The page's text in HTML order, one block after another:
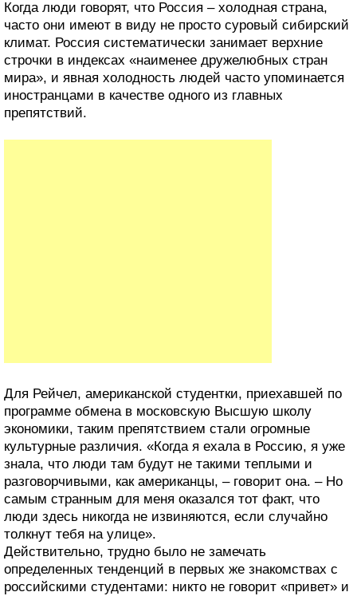
Когда люди говорят, что Россия – холодная страна,
часто они имеют в виду не просто суровый сибирский
климат. Россия систематически занимает верхние
строчки в индексах «наименее дружелюбных стран
мира», и явная холодность людей часто упоминается
иностранцами в качестве одного из главных
препятствий.
Для Рейчел, американской студентки, приехавшей по
программе обмена в московскую Высшую школу
экономики, таким препятствием стали огромные
культурные различия. «Когда я ехала в Россию, я уже
знала, что люди там будут не такими теплыми и
разговорчивыми, как американцы, – говорит она. – Но
самым странным для меня оказался тот факт, что
люди здесь никогда не извиняются, если случайно
толкнут тебя на улице».
Действительно, трудно было не замечать
определенных тенденций в первых же знакомствах с
российскими студентами: никто не говорит «привет» и